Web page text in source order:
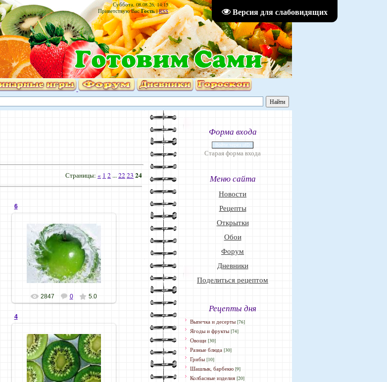
Версия для слабовидящих
Суббота, 08.08.26, 14:15
Приветствую Вас Гость|RSS
Страницы: « 1 2 ...2223 24
6
07.11.09
Хозяюшка
2847 0 5.0
4
07.11.09
Хозяюшка
Форма входа
Войти через uID
Старая форма входа
Меню сайта
Новости
Рецепты
Открытки
Обои
Форум
Дневники
Поделиться рецептом
Рецепты дня
Выпечка и десерты [76]
Ягоды и фрукты [74]
Овощи [30]
Разные блюда [30]
Грибы [10]
Шашлык, барбекю [9]
Колбасные изделия [20]